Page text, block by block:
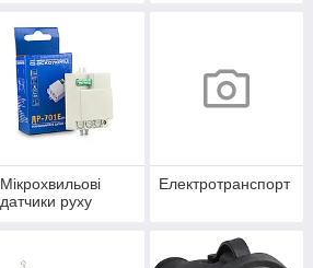
Мікрохвильові
датчики руху
Електротранспорт